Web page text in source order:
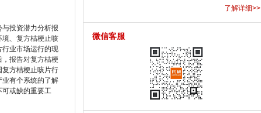
投资潜力分析报
、复方桔梗止咳
行业市场运行的现
报告对复方桔梗
方桔梗止咳片行
有个系统的了解
可或缺的重要工
了解详细>>
微信客服